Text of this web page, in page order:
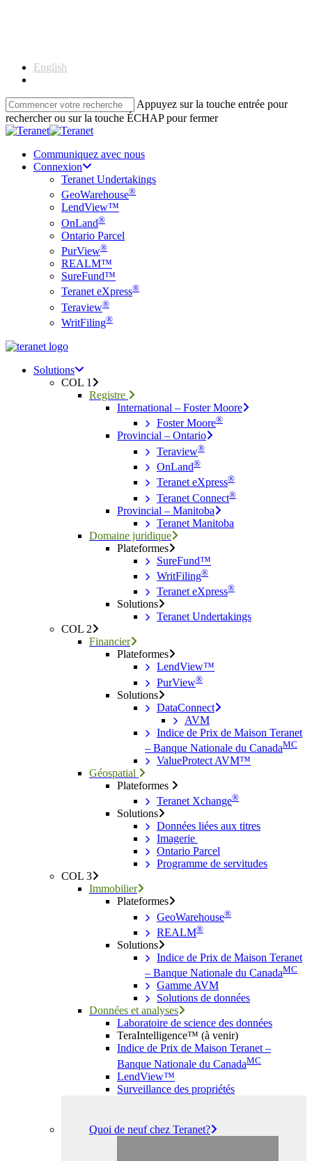
English
Appuyez sur la touche entrée pour
rechercher ou sur la touche ÉCHAP pour fermer
Close
Communiquez avec nous
Connexion
Teranet Undertakings
GeoWarehouse®
LendView™
OnLand®
Ontario Parcel
PurView®
REALM™
SureFund™
Teranet eXpress®
Teraview®
WritFiling®
Menu
search
Menu
Solutions
COL 1
Registre
International – Foster Moore
Foster Moore®
Provincial – Ontario
Teraview®
OnLand®
Teranet eXpress®
Teranet Connect®
Provincial – Manitoba
Teranet Manitoba
Domaine juridique
Plateformes
SureFund™
WritFiling®
Teranet eXpress®
Solutions
Teranet Undertakings
COL 2
Financier
Plateformes
LendView™
PurView®
Solutions
DataConnect
AVM
Indice de Prix de Maison Teranet
– Banque Nationale du CanadaMC
ValueProtect AVM™
Géospatial
Plateformes
Teranet Xchange®
Solutions
Données liées aux titres
Imagerie
Ontario Parcel
Programme de servitudes
COL 3
Immobilier
Plateformes
GeoWarehouse®
REALM®
Solutions
Indice de Prix de Maison Teranet
– Banque Nationale du CanadaMC
Gamme AVM
Solutions de données
Données et analyses
Laboratoire de science des données
TeraIntelligence™ (à venir)
Indice de Prix de Maison Teranet –
Banque Nationale du CanadaMC
LendView™
Surveillance des propriétés
Quoi de neuf chez Teranet?